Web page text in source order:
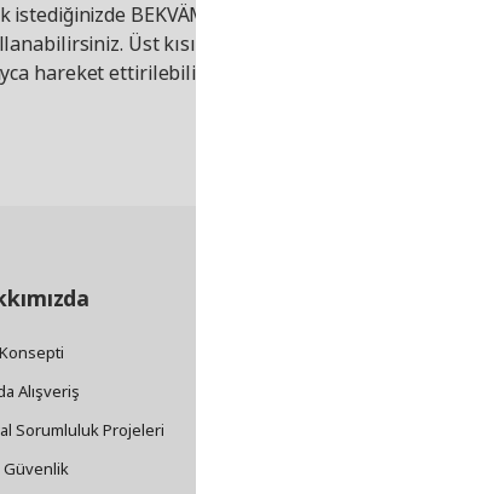
BEKVÄM
Üst kısımdaki
hareket ettirilebilir.
Alışveriş
Sorumluluk Projeleri
Güvenlik